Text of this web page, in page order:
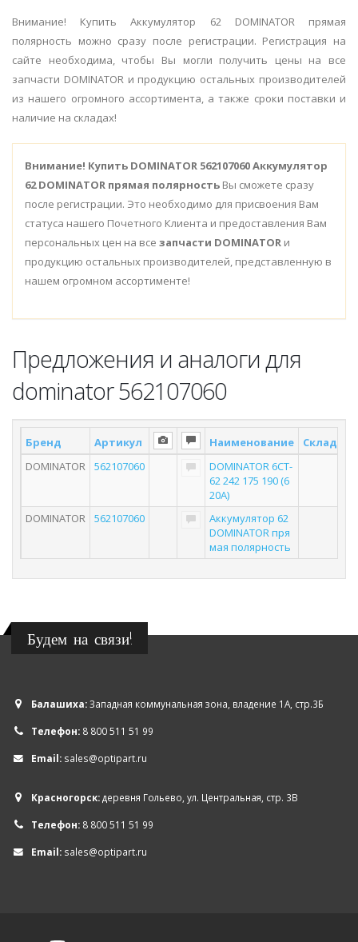
Внимание! Купить Аккумулятор 62 DOMINATOR прямая
полярность можно сразу после регистрации. Регистрация на
сайте необходима, чтобы Вы могли получить цены на все
запчасти DOMINATOR и продукцию остальных производителей
из нашего огромного ассортимента, а также сроки поставки и
наличие на складах!
Внимание! Купить DOMINATOR 562107060 Аккумулятор
62 DOMINATOR прямая полярность Вы сможете сразу
после регистрации. Это необходимо для присвоения Вам
статуса нашего Почетного Клиента и предоставления Вам
персональных цен на все запчасти DOMINATOR и
продукцию остальных производителей, представленную в
нашем огромном ассортименте!
Предложения и аналоги для
dominator 562107060
Бренд Артикул Наименование Склад *
DOMINATOR
562107060
DOMINATOR 6СТ-
62 242 175 190 (6
20А)
DOMINATOR
562107060
Аккумулятор 62
DOMINATOR пря
мая полярность
Будем на связи!
Балашиха:Западная коммунальная зона, владение 1А, стр.3Б
Телефон: 8 800 511 51 99
Email: sales@optipart.ru
Красногорск:деревня Гольево, ул. Центральная, стр. 3В
Телефон: 8 800 511 51 99
Email: sales@optipart.ru